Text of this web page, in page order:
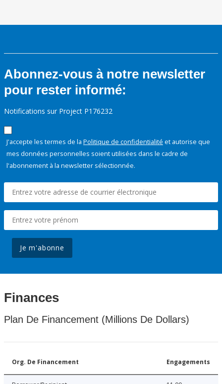
Abonnez-vous à notre newsletter
pour rester informé:
Notifications sur Project P176232
J'accepte les termes de la Politique de confidentialité et autorise que
mes données personnelles soient utilisées dans le cadre de
l'abonnement à la newsletter sélectionnée.
Je m'abonne
Finances
Plan De Financement (Millions De Dollars)
Org. De Financement Engagements